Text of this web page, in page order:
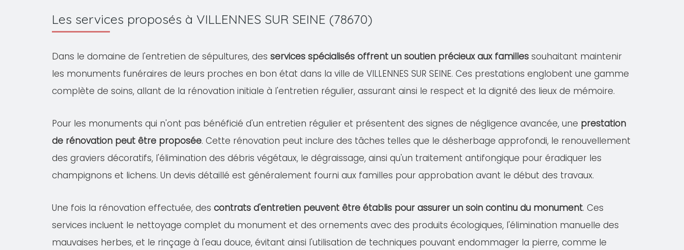
Les services proposés à VILLENNES SUR SEINE (78670)
Dans le domaine de l'entretien de sépultures, des services spécialisés offrent un soutien précieux aux familles souhaitant maintenir
les monuments funéraires de leurs proches en bon état dans la ville de VILLENNES SUR SEINE. Ces prestations englobent une gamme
complète de soins, allant de la rénovation initiale à l'entretien régulier, assurant ainsi le respect et la dignité des lieux de mémoire.
Pour les monuments qui n'ont pas bénéficié d'un entretien régulier et présentent des signes de négligence avancée, une prestation
de rénovation peut être proposée. Cette rénovation peut inclure des tâches telles que le désherbage approfondi, le renouvellement
des graviers décoratifs, l'élimination des débris végétaux, le dégraissage, ainsi qu'un traitement antifongique pour éradiquer les
champignons et lichens. Un devis détaillé est généralement fourni aux familles pour approbation avant le début des travaux.
Une fois la rénovation effectuée, des contrats d'entretien peuvent être établis pour assurer un soin continu du monument. Ces
services incluent le nettoyage complet du monument et des ornements avec des produits écologiques, l'élimination manuelle des
mauvaises herbes, et le rinçage à l'eau douce, évitant ainsi l'utilisation de techniques pouvant endommager la pierre, comme le